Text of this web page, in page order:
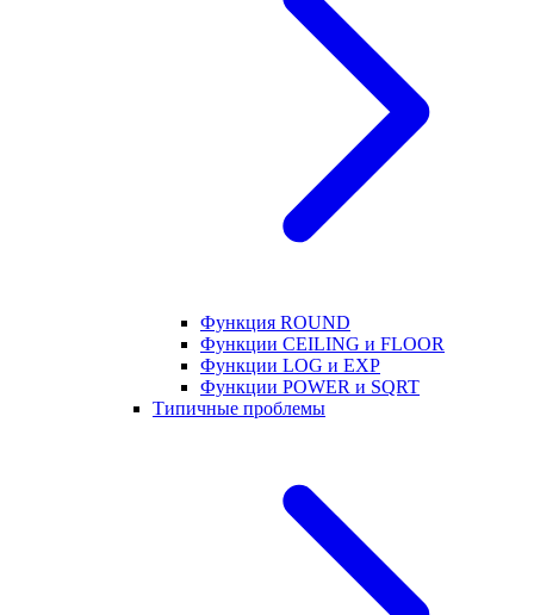
Функция ROUND
Функции CEILING и FLOOR
Функции LOG и EXP
Функции POWER и SQRT
Типичные проблемы